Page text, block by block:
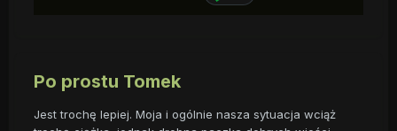
Po prostu Tomek
Jest trochę lepiej. Moja i ogólnie nasza sytuacja wciąż